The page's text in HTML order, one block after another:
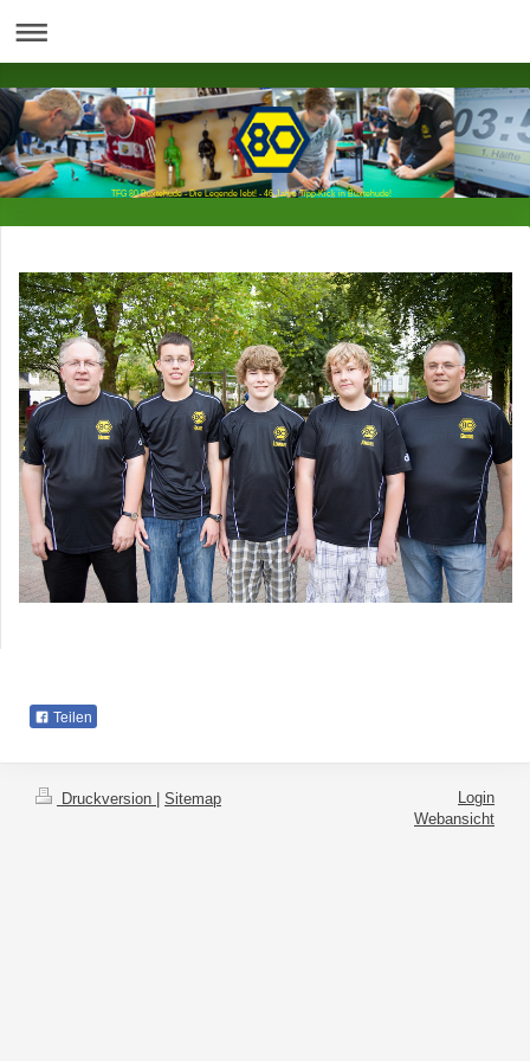
TFG 80 Buxtehude - Die Legende lebt! - 46 Jahre Tipp-Kick in Buxtehude!
Teilen
Druckversion Sitemap
Login
Webansicht